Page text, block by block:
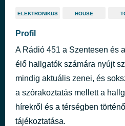
ELEKTRONIKUS HOUSE
Profil
A Rádió 451 a Szentesen és
élő hallgatók számára nyújt
mindig aktuális zenei, és
a szórakoztatás mellett a
hírekről és a térségben
tájékoztatása.